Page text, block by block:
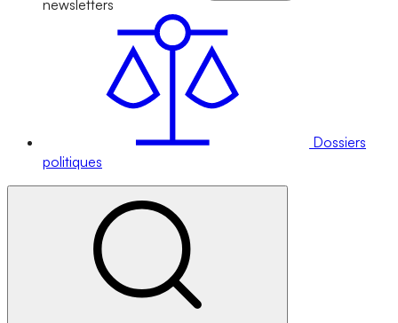
newsletters
Dossiers
politiques